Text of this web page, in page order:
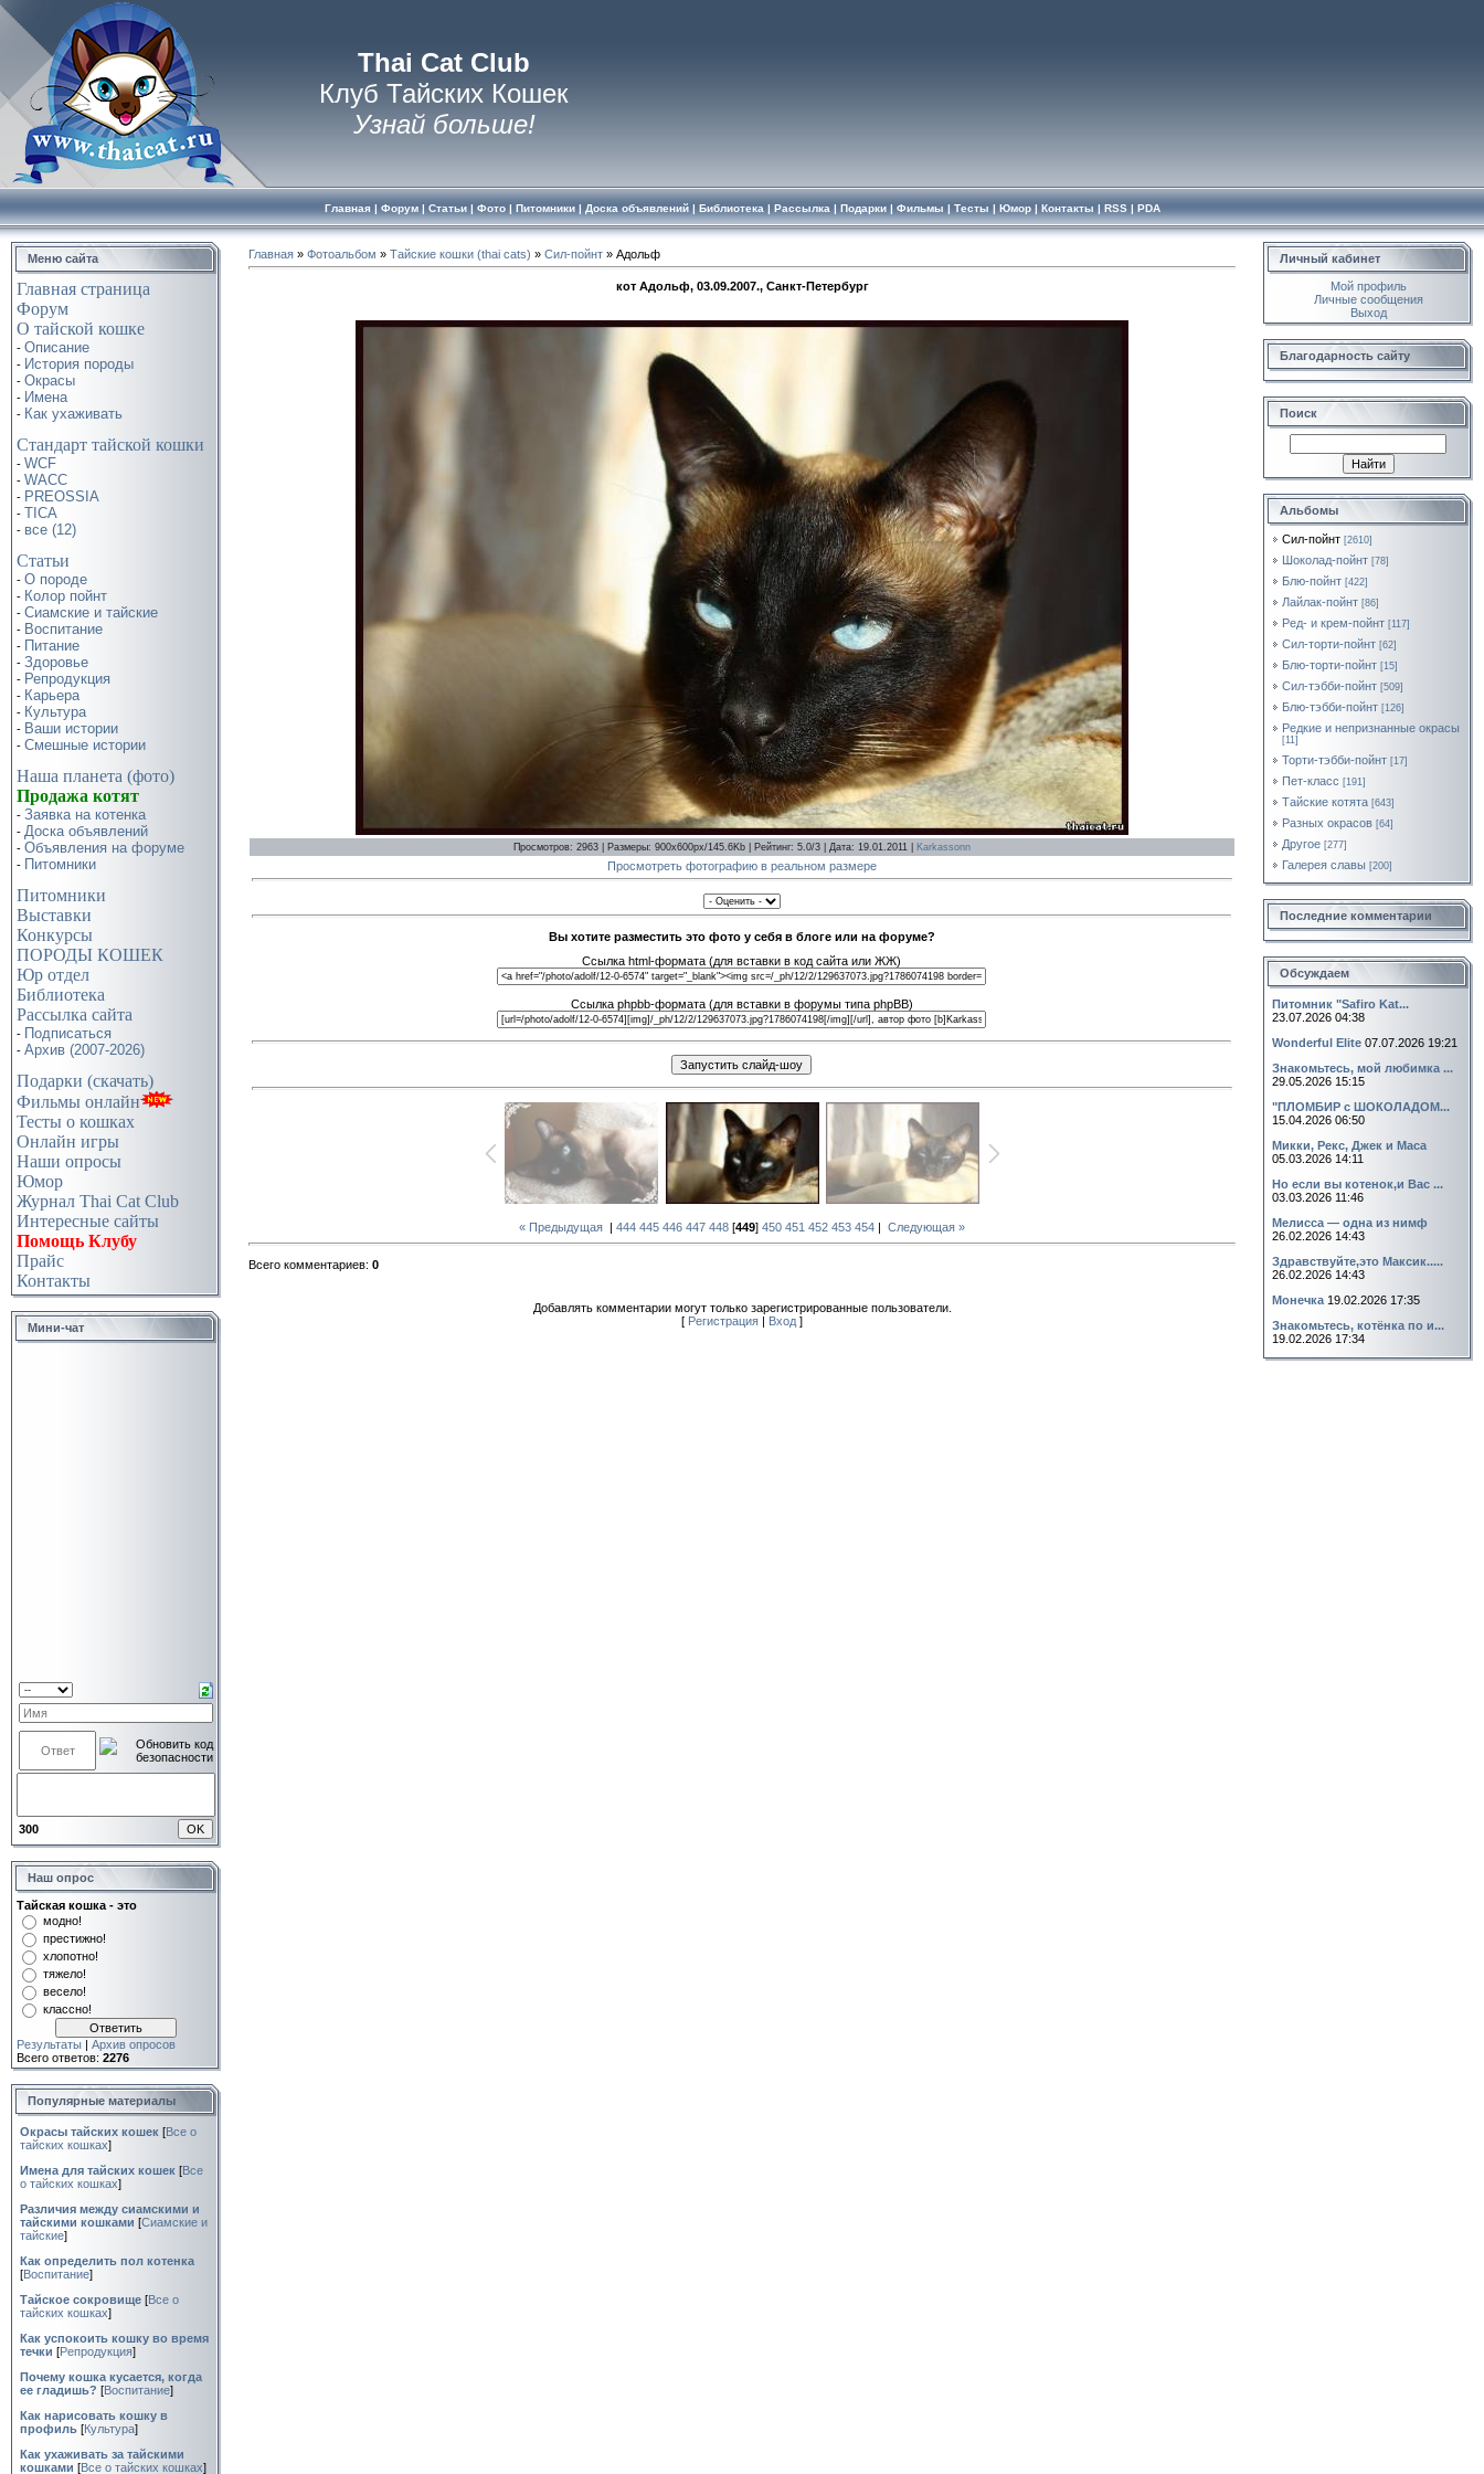
Thai Cat Club
Клуб Тайских Кошек
Узнай больше!
Главная| Форум| Статьи| Фото| Питомники| Доска объявлений| Библиотека | Рассылка | Подарки| Фильмы | Тесты | Юмор| Контакты | RSS| PDA
Меню сайта
Главная страница
Форум
О тайской кошке
- Описание
- История породы
- Окрасы
- Имена
- Как ухаживать
Стандарт тайской кошки
- WCF
- WACC
- PREOSSIA
- TICA
- все (12)
Статьи
- О породе
- Колор пойнт
- Сиамские и тайские
- Воспитание
- Питание
- Здоровье
- Репродукция
- Карьера
- Культура
- Ваши истории
- Смешные истории
Наша планета (фото)
Продажа котят
- Заявка на котенка
- Доска объявлений
- Объявления на форуме
- Питомники
Питомники
Выставки
Конкурсы
ПОРОДЫ КОШЕК
Юр отдел
Библиотека
Рассылка сайта
- Подписаться
- Архив (2007-2026)
Подарки (скачать)
Фильмы онлайн
Тесты о кошках
Онлайн игры
Наши опросы
Юмор
Журнал Thai Cat Club
Интересные сайты
Помощь Клубу
Прайс
Контакты
Мини-чат
300
Наш опрос
Тайская кошка - это
модно!
престижно!
хлопотно!
тяжело!
весело!
классно!
Результаты | Архив опросов
Всего ответов: 2276
Популярные материалы
Окрасы тайских кошек [Все о
тайских кошках]
Имена для тайских кошек [Все
о тайских кошках]
Различия между сиамскими и
тайскими кошками [Сиамские и
тайские]
Как определить пол котенка
[Воспитание]
Тайское сокровище [Все о
тайских кошках]
Как успокоить кошку во время
течки [Репродукция]
Почему кошка кусается, когда
ее гладишь? [Воспитание]
Как нарисовать кошку в
профиль [Культура]
Как ухаживать за тайскими
кошками [Все о тайских кошках]
Главная » Фотоальбом » Тайские кошки (thai cats) » Сил-пойнт » Адольф
кот Адольф, 03.09.2007., Санкт-Петербург
Просмотров: 2963 | Размеры: 900x600px/145.6Kb | Рейтинг: 5.0/3 | Дата: 19.01.2011 | Karkassonn
Просмотреть фотографию в реальном размере
Вы хотите разместить это фото у себя в блоге или на форуме?
Ссылка html-формата (для вставки в код сайта или ЖЖ)
Ссылка phpbb-формата (для вставки в форумы типа phpBB)
« Предыдущая | 444 445 446 447 448 [449] 450 451 452 453 454 | Следующая »
Всего комментариев: 0
Добавлять комментарии могут только зарегистрированные пользователи.
[ Регистрация Вход ]
Личный кабинет
Мой профиль
Личные сообщения
Выход
Благодарность сайту
Поиск
Альбомы
Сил-пойнт [2610]
Шоколад-пойнт [78]
Блю-пойнт [422]
Лайлак-пойнт [86]
Ред- и крем-пойнт [117]
Сил-торти-пойнт [62]
Блю-торти-пойнт [15]
Сил-тэбби-пойнт [509]
Блю-тэбби-пойнт [126]
Редкие и непризнанные окрасы
[11]
Торти-тэбби-пойнт [17]
Пет-класс [191]
Тайские котята [643]
Разных окрасов [64]
Другое [277]
Галерея славы [200]
Последние комментарии
Обсуждаем
Питомник "Safiro Kat...
23.07.2026 04:38
Wonderful Elite 07.07.2026 19:21
Знакомьтесь, мой любимка ...
29.05.2026 15:15
"ПЛОМБИР с ШОКОЛАДОМ...
15.04.2026 06:50
Микки, Рекс, Джек и Маса
05.03.2026 14:11
Но если вы котенок,и Вас ...
03.03.2026 11:46
Мелисса — одна из нимф
26.02.2026 14:43
Здравствуйте,это Максик.....
26.02.2026 14:43
Монечка 19.02.2026 17:35
Знакомьтесь, котёнка по и...
19.02.2026 17:34